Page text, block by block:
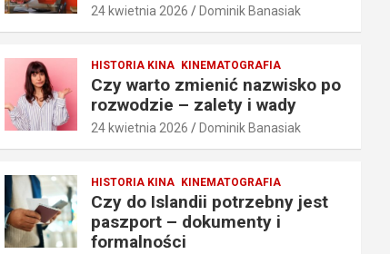
24 kwietnia 2026 Dominik Banasiak
HISTORIA KINA KINEMATOGRAFIA
Czy warto zmienić nazwisko po
rozwodzie – zalety i wady
24 kwietnia 2026 Dominik Banasiak
HISTORIA KINA KINEMATOGRAFIA
Czy do Islandii potrzebny jest
paszport – dokumenty i
formalności